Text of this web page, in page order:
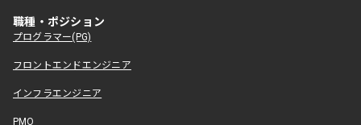
職種・ポジション
プログラマー(PG)
フロントエンドエンジニア
インフラエンジニア
PMO